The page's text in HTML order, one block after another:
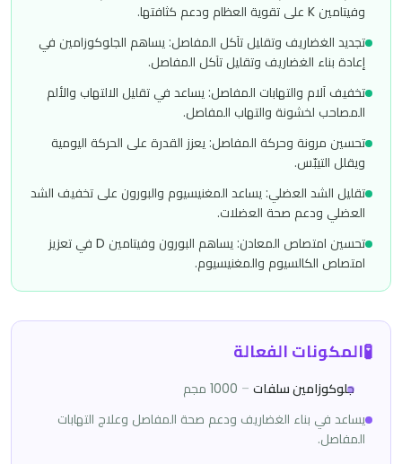
وفيتامين K على تقوية العظام ودعم كثافتها.
تجديد الغضاريف وتقليل تآكل المفاصل: يساهم الجلوكوزامين في
إعادة بناء الغضاريف وتقليل تآكل المفاصل.
تخفيف آلام والتهابات المفاصل: يساعد في تقليل الالتهاب والألم
المصاحب لخشونة والتهاب المفاصل.
تحسين مرونة وحركة المفاصل: يعزز القدرة على الحركة اليومية
ويقلل التيبّس.
تقليل الشد العضلي: يساعد المغنيسيوم والبورون على تخفيف الشد
العضلي ودعم صحة العضلات.
تحسين امتصاص المعادن: يساهم البورون وفيتامين D في تعزيز
امتصاص الكالسيوم والمغنيسيوم.
🧪المكونات الفعالة
جلوكوزامين سلفات – 1000 مجم
يساعد في بناء الغضاريف ودعم صحة المفاصل وعلاج التهابات
المفاصل.